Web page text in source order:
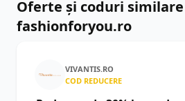
Oferte și coduri
fashionforyou.ro
VIVANTIS.RO
COD REDUCERE